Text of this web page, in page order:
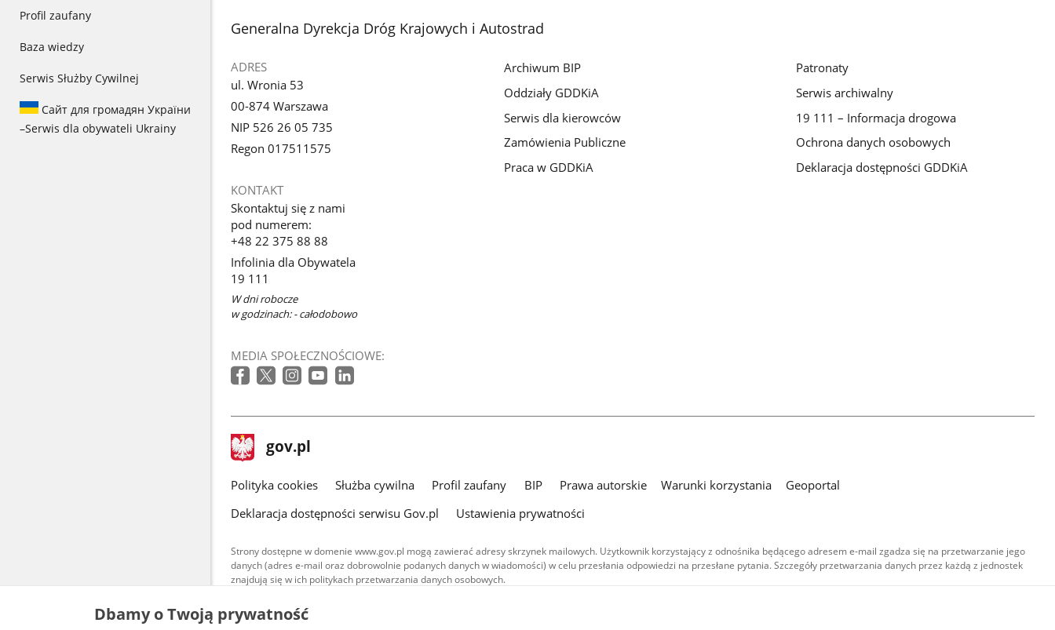
Profil zaufany
Baza wiedzy
Serwis Służby Cywilnej
Сайт для громадян України
–Serwis dla obywateli Ukrainy
stopka
Generalna Dyrekcja Dróg Krajowych i Autostrad
ADRES
ul. Wronia 53
00-874 Warszawa
NIP 526 26 05 735
Regon 017511575
KONTAKT
Skontaktuj się z nami
pod numerem:
+48 22 375 88 88
Infolinia dla Obywatela
19 111
W dni robocze
w godzinach: - całodobowo
MEDIA SPOŁECZNOŚCIOWE:
Archiwum BIP
Oddziały GDDKiA
Serwis dla kierowców
Zamówienia Publiczne
Praca w GDDKiA
Patronaty
Serwis archiwalny
19 111 – Informacja drogowa
Ochrona danych osobowych
Deklaracja dostępności GDDKiA
stopka
gov.pl Strona
gov.pl
gov.pl
Polityka cookies Służba cywilna Profil zaufany BIP Prawa autorskie Warunki korzystania
Geoportal
Deklaracja dostępności serwisu Gov.pl
Ustawienia prywatności
Strony dostępne w domenie www.gov.pl mogą zawierać adresy skrzynek mailowych. Użytkownik korzystający z odnośnika będącego adresem e-mail zgadza się na przetwarzanie jego
danych (adres e-mail oraz dobrowolnie podanych danych w wiadomości) w celu przesłania odpowiedzi na przesłane pytania. Szczegóły przetwarzania danych przez każdą z jednostek
znajdują się w ich politykach przetwarzania danych osobowych.
Treści tekstowe publikowane w serwisie (z wyłączeniem treści audiowizualnych), są
udostępniane na licencji typu Creative Commons: uznanie autorstwa - na tych samych
Dbamy o Twoją prywatność